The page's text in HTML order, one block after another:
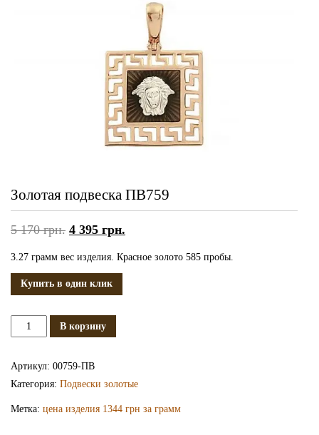
Золотая подвеска ПВ759
5 170грн. 4 395 грн.
3.27 грамм вес изделия. Красное золото 585 пробы.
Купить в один клик
КоличествоВ корзину
Артикул: 00759-ПВ
Категория: Подвески золотые
Метка: цена изделия 1344 грн за грамм